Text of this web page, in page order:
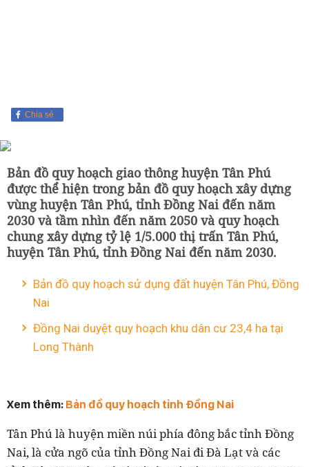
Chia sẻ
Bản đồ quy hoạch giao thông huyện Tân Phú
được thể hiện trong bản đồ quy hoạch xây dựng
vùng huyện Tân Phú, tỉnh Đồng Nai đến năm
2030 và tầm nhìn đến năm 2050 và quy hoạch
chung xây dựng tỷ lệ 1/5.000 thị trấn Tân Phú,
huyện Tân Phú, tỉnh Đồng Nai đến năm 2030.
Bản đồ quy hoạch sử dụng đất huyện Tân Phú, Đồng
Nai
Đồng Nai duyệt quy hoạch khu dân cư 23,4 ha tại
Long Thành
Xem thêm: Bản đồ quy hoạch tỉnh Đồng Nai
Tân Phú là huyện miền núi phía đông bắc tỉnh Đồng
Nai, là cửa ngõ của tỉnh Đồng Nai đi Đà Lạt và các